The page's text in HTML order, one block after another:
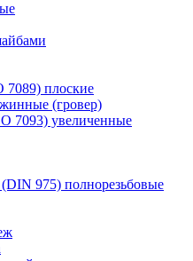
плоские
(гровер)
7093) увеличенные
975) полнорезьбовые